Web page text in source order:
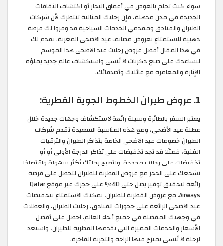
سواء كنت تحلم بالغوص في أعماق البحار أو اكتشاف الثقافات
الجديدة في مدن مذهلة، فإن رحلتك المثالية تنتظرك لأن شركات
الطيران والفنادق ومقدمي الخدمات السياحية قد وفروا لك فرصة
ذهبية للاستمتاع بعروض مصايف عيد الاضحى المغرية. نقدم لك
في هذا المقال أفضل عروض رحلات عيد الاضحى هذا الموسم
لنساعدك على صنع ذكريات لا تُنسى واستكشاف عالم جديد يملؤه
الإثارة والمغامرة مع عائلتك وأصدقائك.
1. عروض طيران الخطوط الجوية القطرية:
يعتبر السفر بالطائرة وسيلة رائعة لاستكشاف وجهات جديدة خلال
عطلة عيد الأضحى، ومع هذه المناسبة السعيدة تقدم شركات
الطيران خصومات عيد الاضحى الخاصة بتذاكر الطيران والترقيات
الفنية، فمثلًا قد تجد تخفيضات على تذاكر الدرجة الأولى أو أو
تخفيضات على رحلات محددة. ولتصبح رحلتك أكثر سهولة واقتصادًا
نشجعك على الحجز مع عروض القطرية للطيران لتحصل على فرصة
رائعة لتحقيق توفير يصل حتى 40% على حجزك عبر موقع Qatar
Airways. مع عروض القطرية للطيران، يمكنك الاستمتاع بتخفيضات
عيد الاضحى الرائعة على حجوزات الفنادق، رحلات الطيران، والعطلات
في وجهتك المفضلة في جميع أنحاء العالم. احصل على أفضل
الأسعار والخدمات المميزة التي تقدمها القطرية للطيران، واستعد
لرحلة لا تُنسى تمتزج فيها الراحة والتجربة الفاخرة.